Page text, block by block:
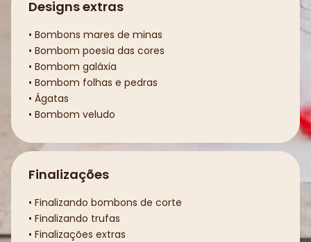
Designs extras
• Bombons mares de minas
• Bombom poesia das cores
• Bombom galáxia
• Bombom folhas e pedras
• Ágatas
• Bombom veludo
Finalizações
• Finalizando bombons de corte
• Finalizando trufas
• Finalizações extras